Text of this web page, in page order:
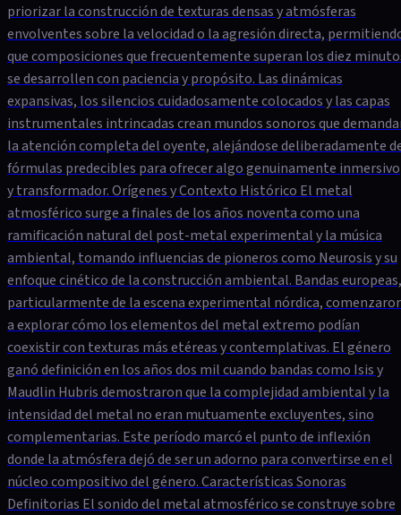
priorizar la construcción de texturas densas y atmósferas
envolventes sobre la velocidad o la agresión directa,
que composiciones que frecuentemente superan los diez
se desarrollen con paciencia y propósito. Las dinámicas
expansivas, los silencios cuidadosamente colocados y las capas
instrumentales intrincadas crean mundos sonoros que
la atención completa del oyente, alejándose deliberadamente
fórmulas predecibles para ofrecer algo genuinamente inmersivo
y transformador. Orígenes y Contexto Histórico El metal
atmosférico surge a finales de los años noventa como una
ramificación natural del post-metal experimental y la música
ambiental, tomando influencias de pioneros como Neurosis y su
enfoque cinético de la construcción ambiental. Bandas europeas,
particularmente de la escena experimental nórdica,
a explorar cómo los elementos del metal extremo podían
coexistir con texturas más etéreas y contemplativas. El género
ganó definición en los años dos mil cuando bandas como Isis y
Maudlin Hubris demostraron que la complejidad ambiental y la
intensidad del metal no eran mutuamente excluyentes, sino
complementarias. Este período marcó el punto de inflexión
donde la atmósfera dejó de ser un adorno para convertirse en el
núcleo compositivo del género. Características Sonoras
Definitorias El sonido del metal atmosférico se construye sobre